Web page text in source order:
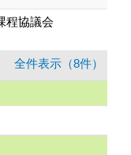
程協議会
全件表示（8件）